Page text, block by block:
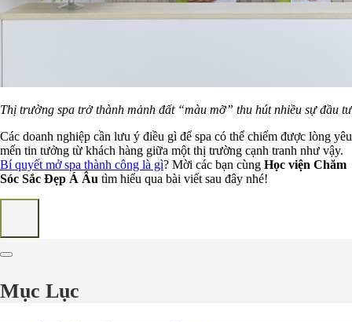
Thị trường spa trở thành mảnh đất “màu mỡ” thu hút nhiều sự đầu tư
Các doanh nghiệp cần lưu ý điều gì để spa có thể chiếm được lòng yêu
mến tin tưởng từ khách hàng giữa một thị trường cạnh tranh như vậy.
Bí quyết mở spa thành công là gì? Mời các bạn cùng Học viện Chăm
Sóc Sắc Đẹp Á Âu tìm hiểu qua bài viết sau đây nhé!
Mục Lục